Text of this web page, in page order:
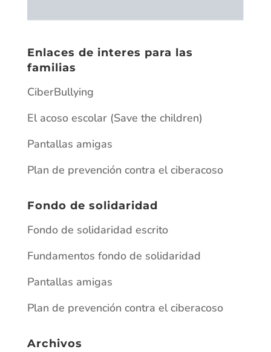
Plan de prevención contra el ciberacoso
Fondo de solidaridad
Fondo de solidaridad escrito
Fundamentos fondo de solidaridad
Pantallas amigas
Plan de prevención contra el ciberacoso
junio 2026
mayo 2026
enero 2026
junio 2025